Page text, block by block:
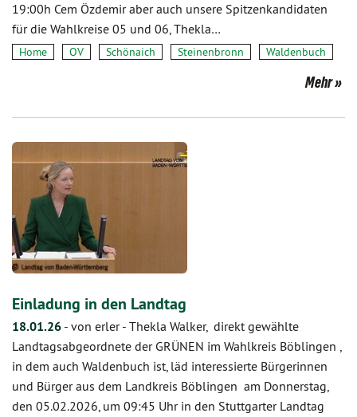
19:00h Cem Özdemir aber auch unsere Spitzenkandidaten
für die Wahlkreise 05 und 06, Thekla…
Home OV Schönaich Steinenbronn Waldenbuch
Mehr
Einladung in den Landtag
18.01.26 - von erler- Thekla Walker, direkt gewählte
Landtagsabgeordnete der GRÜNEN im Wahlkreis Böblingen ,
in dem auch Waldenbuch ist, läd interessierte Bürgerinnen
und Bürger aus dem Landkreis Böblingen am Donnerstag,
den 05.02.2026, um 09:45 Uhr in den Stuttgarter Landtag